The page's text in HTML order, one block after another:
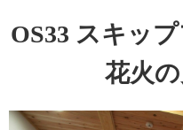
原価
OS33 スキッ
花火